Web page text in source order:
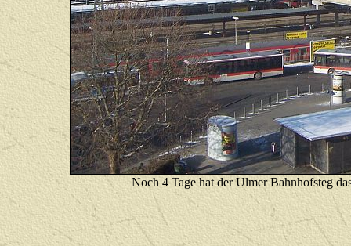
Noch 4 Tage hat der Ulmer Bahnhofsteg